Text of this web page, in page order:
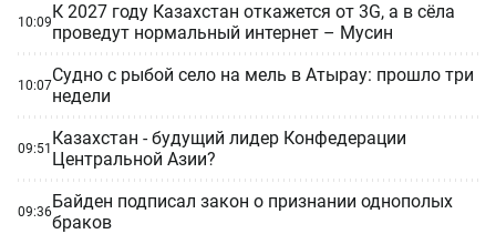
10:09К 2027 году Казахстан откажется от 3G, а в сёла
проведут нормальный интернет – Мусин
10:07Судно с рыбой село на мель в Атырау: прошло три
недели
09:51 Казахстан - будущий лидер Конфедерации
Центральной Азии?
09:36Байден подписал закон о признании однополых
браков